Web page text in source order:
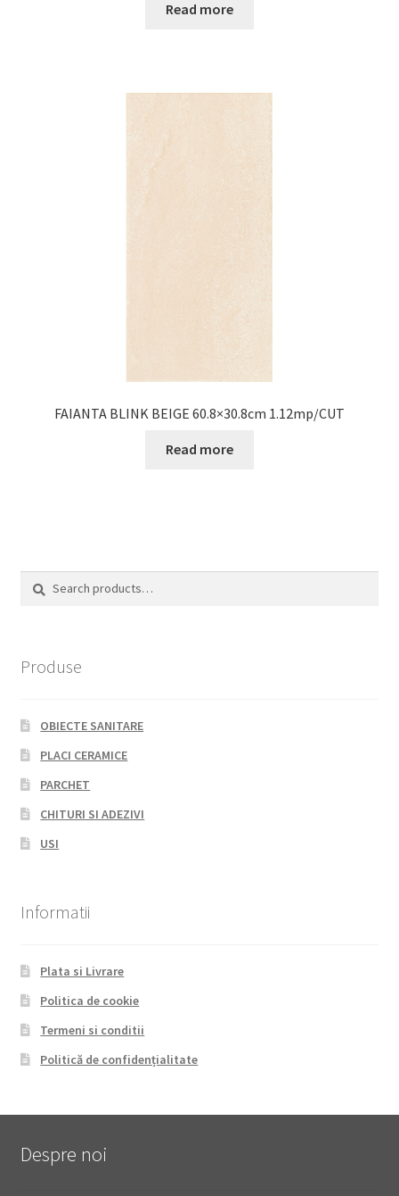
Read more
FAIANTA BLINK BEIGE 60.8×30.8cm 1.12mp/CUT
Read more
Search
Search
Produse
OBIECTE SANITARE
PLACI CERAMICE
PARCHET
CHITURI SI ADEZIVI
USI
Informatii
Plata si Livrare
Politica de cookie
Termeni si conditii
Politică de confidențialitate
Despre noi